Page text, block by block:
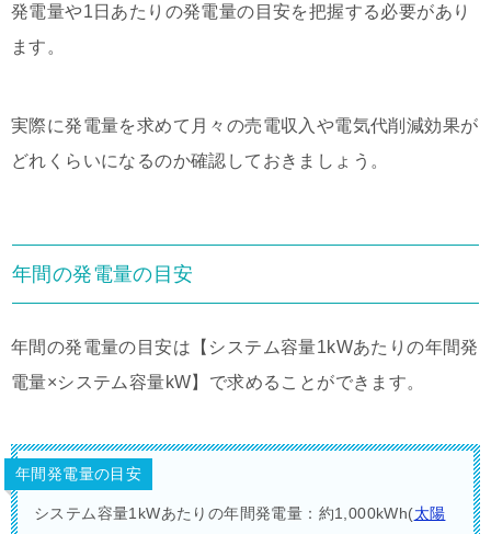
発電量や1日あたりの発電量の目安を把握する必要があり
ます。
実際に発電量を求めて月々の売電収入や電気代削減効果が
どれくらいになるのか確認しておきましょう。
年間の発電量の目安
年間の発電量の目安は【システム容量1kWあたりの年間発
電量×システム容量kW】で求めることができます。
年間発電量の目安
システム容量1kWあたりの年間発電量：約1,000kWh(太陽